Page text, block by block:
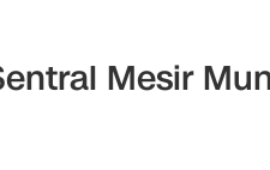
Mesir